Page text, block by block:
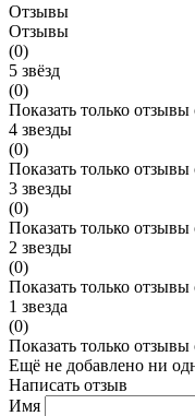
Отзывы
Отзывы
(0)
5 звёзд
(0)
Показать только
4 звезды
(0)
Показать только
3 звезды
(0)
Показать только
2 звезды
(0)
Показать только отзывы
1 звезда
(0)
Показать только отзывы
Ещё не добавлено ни
Написать отзыв
Имя